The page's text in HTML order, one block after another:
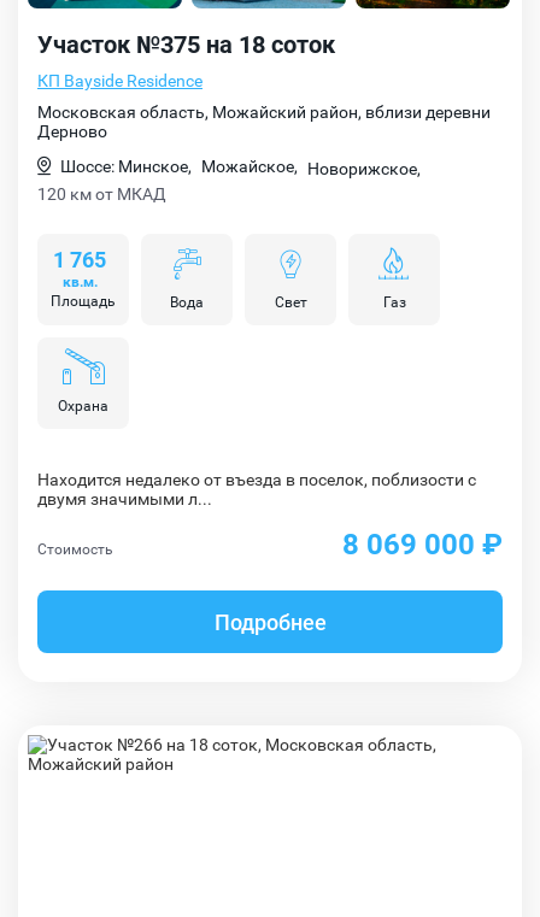
Участок №375 на 18 соток
КП Bayside Residence
Московская область, Можайский район, вблизи деревни
Дерново
Шоссе: Минское,
Можайское,
Новорижское,
120 км от МКАД
1 765
кв.м.
Площадь
Вода Свет Газ
Охрана
Стоимость 8 069 000 ₽
Подробнее
Находится недалеко от въезда в поселок, поблизости с
двумя значимыми л...